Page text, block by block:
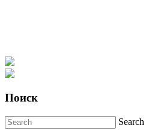
Поиск
Search